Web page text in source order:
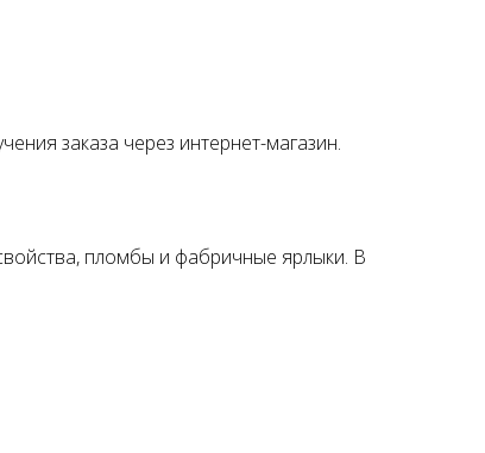
заказа через интернет-магазин.
пломбы и фабричные ярлыки. В